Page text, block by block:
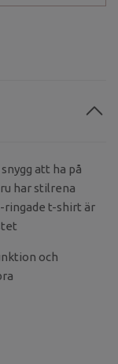
att ha på
har stilrena
ringade t-shirt är
och